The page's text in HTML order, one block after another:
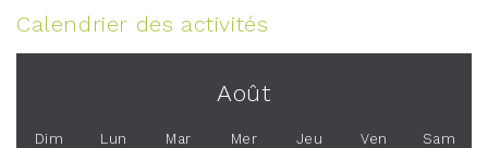
Calendrier des activités
Août
Dim Lun Mar Mer Jeu Ven Sam